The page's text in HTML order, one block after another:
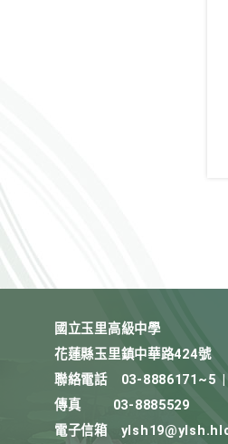
國立玉里高級中學
花蓮縣玉里鎮中華路424號
聯絡電話
03-8886171~5
傳真
03-8885529
電子信箱